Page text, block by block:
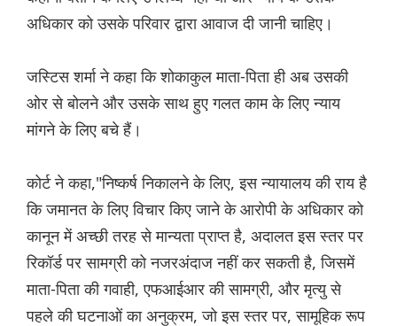
अधिकार को उसके परिवार द्वारा आवाज दी जानी चाहिए।
जस्टिस शर्मा ने कहा कि शोकाकुल माता-पिता ही अब उसकी
ओर से बोलने और उसके साथ हुए गलत काम के लिए न्याय
मांगने के लिए बचे हैं।
कोर्ट ने कहा,"निष्कर्ष निकालने के लिए, इस न्यायालय की राय है
कि जमानत के लिए विचार किए जाने के आरोपी के अधिकार को
कानून में अच्छी तरह से मान्यता प्राप्त है, अदालत इस स्तर पर
रिकॉर्ड पर सामग्री को नजरअंदाज नहीं कर सकती है, जिसमें
माता-पिता की गवाही, एफआईआर की सामग्री, और मृत्यु से
पहले की घटनाओं का अनुक्रम, जो इस स्तर पर, सामूहिक रूप